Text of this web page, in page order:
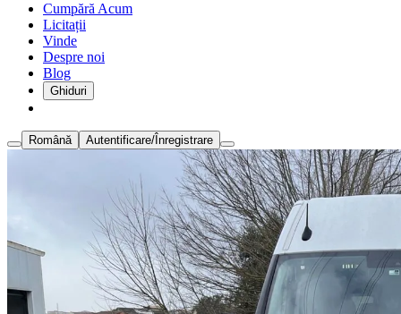
Cumpără Acum
Licitații
Vinde
Despre noi
Blog
Ghiduri
Română Autentificare/Înregistrare